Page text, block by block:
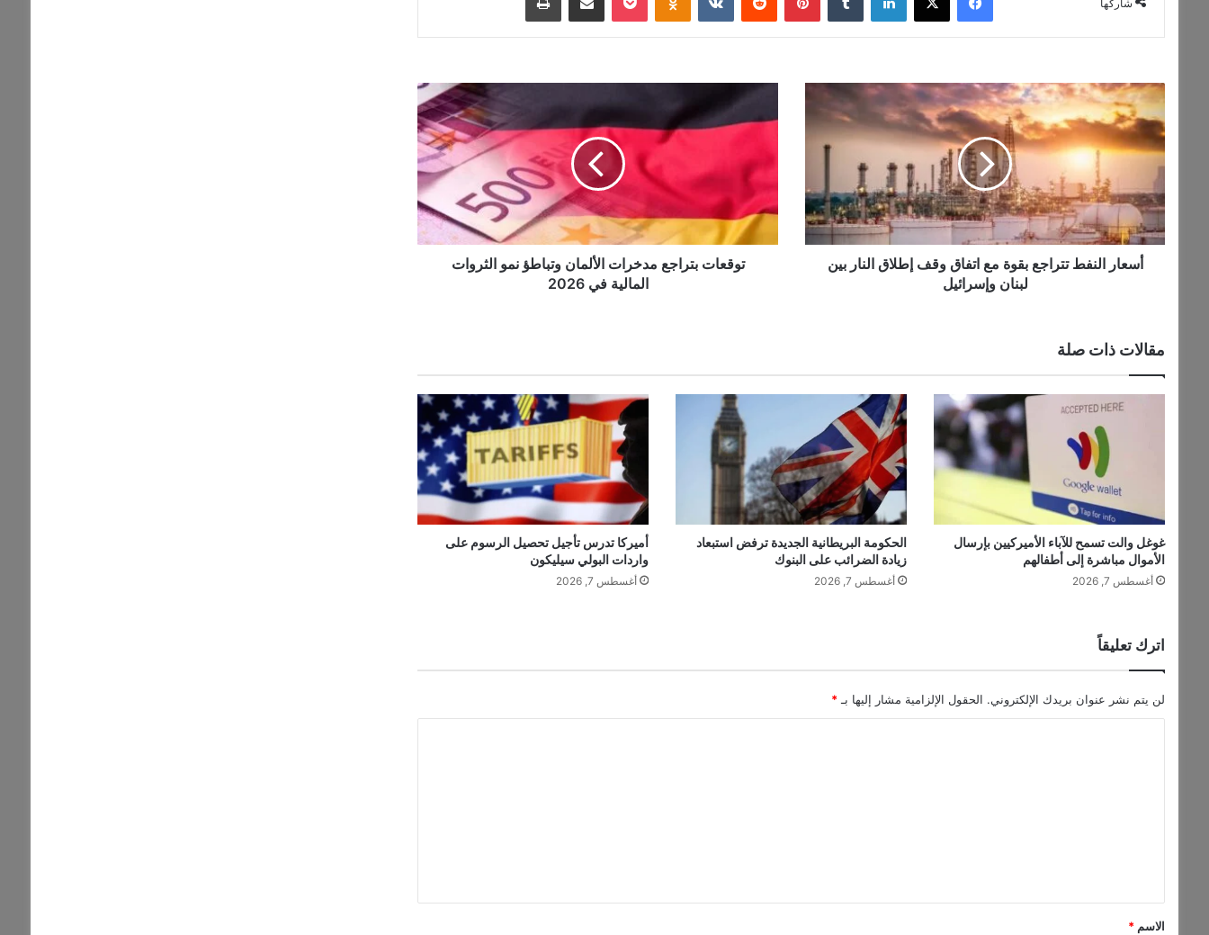
شاركها
أ
س
ع
ا
ر
ل
ن
ف
ج
ع
ب
ت
ف
ا
ق
ف
ط
ل
ا
ل
ب
أسعار النفط تتراجع بقوة مع اتفاق وقف إطلاق النار بين
لبنان وإسرائيل
ب
ر
ر
ا
ل
أ
ل
م
ا
ن
و
و
م
توقعات بتراجع مدخرات الألمان وتباطؤ نمو الثروات
المالية في 2026
مقالات ذات صلة
غوغل والت تسمح للآباء الأميركيين بإرسال
الأموال مباشرة إلى أطفالهم
أغسطس 7, 2026
الحكومة البريطانية الجديدة ترفض استبعاد
زيادة الضرائب على البنوك
أغسطس 7, 2026
أميركا تدرس تأجيل تحصيل الرسوم على
واردات البولي سيليكون
أغسطس 7, 2026
اترك تعليقاً
لن يتم نشر عنوان بريدك الإلكتروني. الحقول الإلزامية مشار إليها بـ*
*
الاسم *